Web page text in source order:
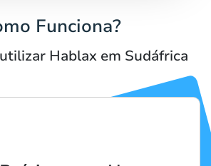
Funciona?
Hablax em Sudáfrica